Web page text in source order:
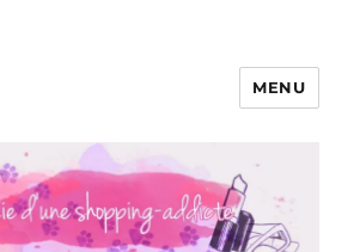
d'une Shopping-addicte
MENU